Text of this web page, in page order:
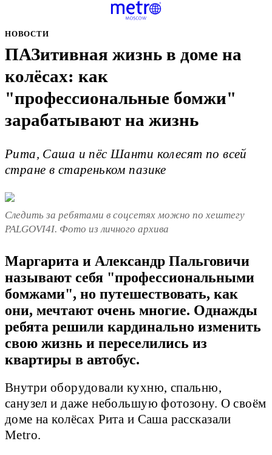
НОВОСТИ
ПАЗитивная жизнь в доме на
колёсах: как
"профессиональные бомжи"
зарабатывают на жизнь
Рита, Саша и пёс Шанти колесят по всей
стране в стареньком пазике
Следить за ребятами в соцсетях можно по хештегу
PALGOVI4I. Фото из личного архива
Маргарита и Александр Пальговичи
называют себя "профессиональными
бомжами", но путешествовать, как
они, мечтают очень многие. Однажды
ребята решили кардинально изменить
свою жизнь и переселились из
квартиры в автобус.
Внутри оборудовали кухню, спальню,
санузел и даже небольшую фотозону. О своём
доме на колёсах Рита и Саша рассказали
Metro.